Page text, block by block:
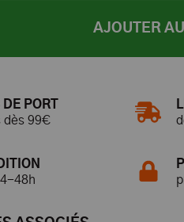
AJOUTER
PORT
dès 99€
48h